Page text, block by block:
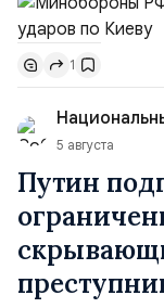
прилегающего
дальнобойных
«Транс-
имущества ВСУ;
1
5 августа
Путин